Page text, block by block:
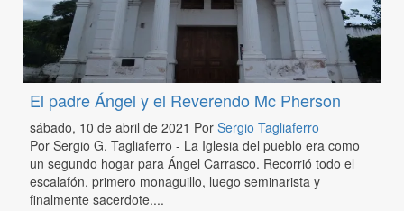
El padre Ángel y el Reverendo Mc Pherson
sábado, 10 de abril de 2021 Por Sergio Tagliaferro
Por Sergio G. Tagliaferro - La Iglesia del pueblo era como
un segundo hogar para Ángel Carrasco. Recorrió todo el
escalafón, primero monaguillo, luego seminarista y
finalmente sacerdote....